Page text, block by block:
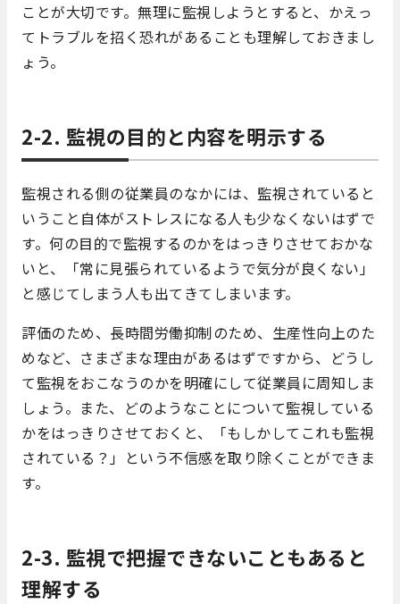
ことが大切です。無理に監視しようとすると、かえっ
てトラブルを招く恐れがあることも理解しておきまし
ょう。
2-2. 監視の目的と内容を明示する
監視される側の従業員のなかには、監視されていると
いうこと自体がストレスになる人も少なくないはずで
す。何の目的で監視するのかをはっきりさせておかな
いと、「常に見張られているようで気分が良くない」
と感じてしまう人も出てきてしまいます。
評価のため、長時間労働抑制のため、生産性向上のた
めなど、さまざまな理由があるはずですから、どうし
て監視をおこなうのかを明確にして従業員に周知しま
しょう。また、どのようなことについて監視している
かをはっきりさせておくと、「もしかしてこれも監視
されている？」という不信感を取り除くことができま
す。
2-3. 監視で把握できないこともあると
理解する